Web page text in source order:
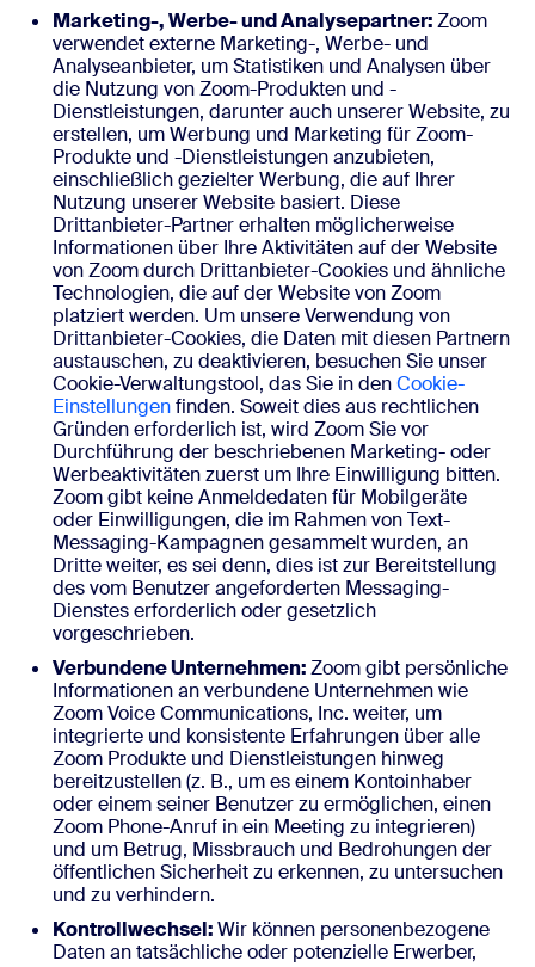
Marketing-, Werbe- und Analysepartner:Zoom
verwendet externe Marketing-, Werbe- und
Analyseanbieter, um Statistiken und Analysen über
die Nutzung von Zoom-Produkten und -
Dienstleistungen, darunter auch unserer Website, zu
erstellen, um Werbung und Marketing für Zoom-
Produkte und -Dienstleistungen anzubieten,
einschließlich gezielter Werbung, die auf Ihrer
Nutzung unserer Website basiert. Diese
Drittanbieter-Partner erhalten möglicherweise
Informationen über Ihre Aktivitäten auf der Website
von Zoom durch Drittanbieter-Cookies und ähnliche
Technologien, die auf der Website von Zoom
platziert werden. Um unsere Verwendung von
Drittanbieter-Cookies, die Daten mit diesen Partnern
austauschen, zu deaktivieren, besuchen Sie unser
Cookie-Verwaltungstool, das Sie in denCookie-
Einstellungenfinden. Soweit dies aus rechtlichen
Gründen erforderlich ist, wird Zoom Sie vor
Durchführung der beschriebenen Marketing- oder
Werbeaktivitäten zuerst um Ihre Einwilligung bitten.
Zoom gibt keine Anmeldedaten für Mobilgeräte
oder Einwilligungen, die im Rahmen von Text-
Messaging-Kampagnen gesammelt wurden, an
Dritte weiter, es sei denn, dies ist zur Bereitstellung
des vom Benutzer angeforderten Messaging-
Dienstes erforderlich oder gesetzlich
vorgeschrieben.
Verbundene Unternehmen:Zoom gibt persönliche
Informationen an verbundene Unternehmen wie
Zoom Voice Communications, Inc. weiter, um
integrierte und konsistente Erfahrungen über alle
Zoom Produkte und Dienstleistungen hinweg
bereitzustellen (z. B., um es einem Kontoinhaber
oder einem seiner Benutzer zu ermöglichen, einen
Zoom Phone-Anruf in ein Meeting zu integrieren)
und um Betrug, Missbrauch und Bedrohungen der
öffentlichen Sicherheit zu erkennen, zu untersuchen
und zu verhindern.
Kontrollwechsel:Wir können personenbezogene
Daten an tatsächliche oder potenzielle Erwerber,